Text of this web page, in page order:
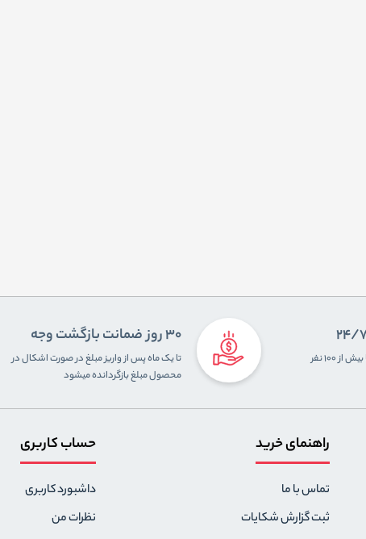
هر روز هفته ۲۴ ساعته با بیش از ۱۰۰ نفر
30 روز ضمانت بازگشت وجه
تا یک ماه پس از واریز مبلغ در صورت اشکال در
محصول مبلغ بازگردانده میشود
راهنمای خرید
تماس با ما
ثبت گزارش شکایات
حساب کاربری
داشبورد کاربری
نظرات من